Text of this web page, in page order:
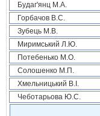
Будаг'янц М.А.
Горбачов В.С.
Зубець М.В.
Миримський Л.Ю.
Потебенько М.О.
Солошенко М.П.
Хмельницький В.І.
Чеботарьова Ю.С.